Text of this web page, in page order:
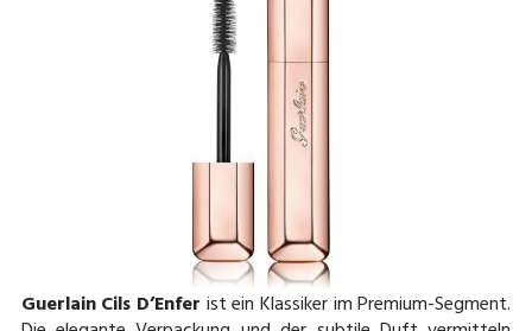
Guerlain Cils D’Enfer ist ein Klassiker im Premium-Segment.